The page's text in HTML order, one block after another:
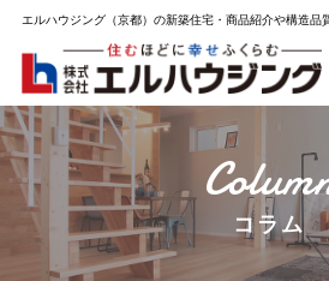
エルハウジング（京都）の新築住宅・商品紹介や構造品
コラム